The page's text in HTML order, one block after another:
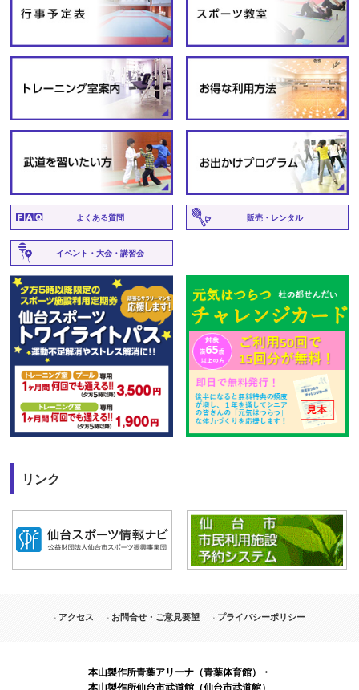
よくある質問 販売・レンタル
イベント・大会・講習会
リンク
アクセス お問合せ・ご意見要望 プライバシーポリシー
本山製作所青葉アリーナ（青葉体育館）・
本山製作所仙台市武道館（仙台市武道館）